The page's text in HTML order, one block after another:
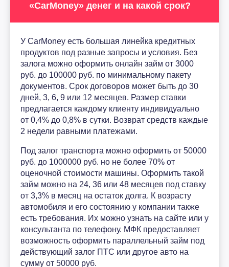
«CarMoney» денег и на какой срок?
У CarMoney есть большая линейка кредитных
продуктов под разные запросы и условия. Без
залога можно оформить онлайн займ от 3000
руб. до 100000 руб. по минимальному пакету
документов. Срок договоров может быть до 30
дней, 3, 6, 9 или 12 месяцев. Размер ставки
предлагается каждому клиенту индивидуально
от 0,4% до 0,8% в сутки. Возврат средств каждые
2 недели равными платежами.
Под залог транспорта можно оформить от 50000
руб. до 1000000 руб. но не более 70% от
оценочной стоимости машины. Оформить такой
займ можно на 24, 36 или 48 месяцев под ставку
от 3,3% в месяц на остаток долга. К возрасту
автомобиля и его состоянию у компании также
есть требования. Их можно узнать на сайте или у
консультанта по телефону. МФК предоставляет
возможность оформить параллельный займ под
действующий залог ПТС или другое авто на
сумму от 50000 руб.